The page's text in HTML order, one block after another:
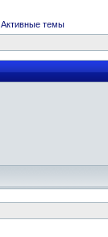
Активные темы